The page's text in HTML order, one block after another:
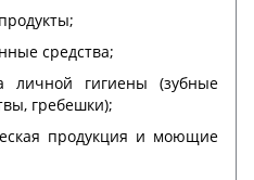
средства;
личной гигиены (зубные
гребешки);
продукция и моющие